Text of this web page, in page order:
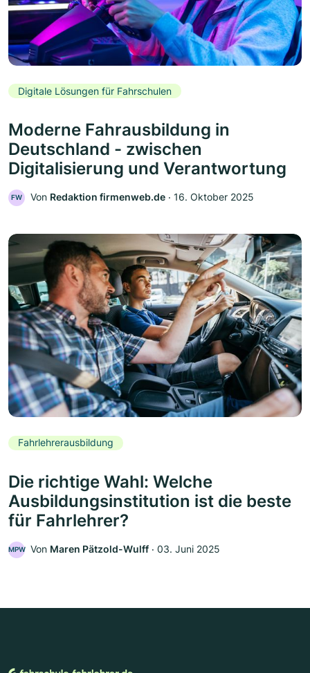
Digitale Lösungen für Fahrschulen
Moderne Fahrausbildung in
Deutschland - zwischen
Digitalisierung und Verantwortung
FW Von Redaktion firmenweb.de ‧ 16. Oktober 2025
Fahrlehrerausbildung
Die richtige Wahl: Welche
Ausbildungsinstitution ist die beste
für Fahrlehrer?
MPW Von Maren Pätzold-Wulff ‧ 03. Juni 2025